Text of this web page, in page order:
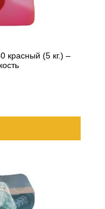
красный (5 кг.) –